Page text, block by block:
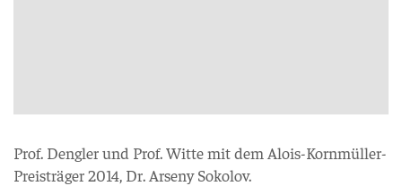
Prof. Dengler und Prof. Witte mit dem Alois-Kornmüller-
Preisträger 2014, Dr. Arseny Sokolov.